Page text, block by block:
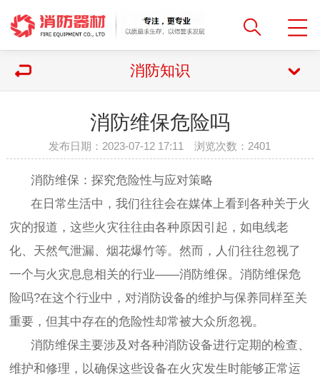
消防知识
消防维保危险吗
发布日期：2023-07-12 17:11 浏览次数： 2401
消防维保：探究危险性与应对策略
在日常生活中，我们往往会在媒体上看到各种关于火
灾的报道，这些火灾往往由各种原因引起，如电线老
化、天然气泄漏、烟花爆竹等。然而，人们往往忽视了
一个与火灾息息相关的行业——消防维保。消防维保危
险吗?在这个行业中，对消防设备的维护与保养同样至关
重要，但其中存在的危险性却常被大众所忽视。
消防维保主要涉及对各种消防设备进行定期的检查、
维护和修理，以确保这些设备在火灾发生时能够正常运